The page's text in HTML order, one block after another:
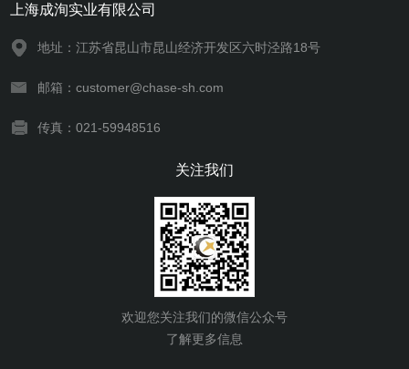
上海成洵实业有限公司
地址：江苏省昆山市昆山经济开发区六时泾路18号
邮箱：customer@chase-sh.com
传真：021-59948516
关注我们
欢迎您关注我们的微信公众号
了解更多信息